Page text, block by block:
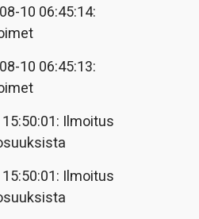
10 06:45:14:
10 06:45:13:
Ilmoitus
Ilmoitus